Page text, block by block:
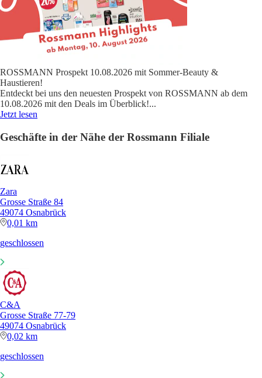
ROSSMANN Prospekt 10.08.2026 mit Sommer-Beauty &
Haustieren!
Entdeckt bei uns den neuesten Prospekt von ROSSMANN ab dem
10.08.2026 mit den Deals im Überblick!...
Jetzt lesen
Geschäfte in der Nähe der Rossmann Filiale
Zara
Grosse Straße 84
49074 Osnabrück
0,01 km
geschlossen
C&A
Grosse Straße 77-79
49074 Osnabrück
0,02 km
geschlossen